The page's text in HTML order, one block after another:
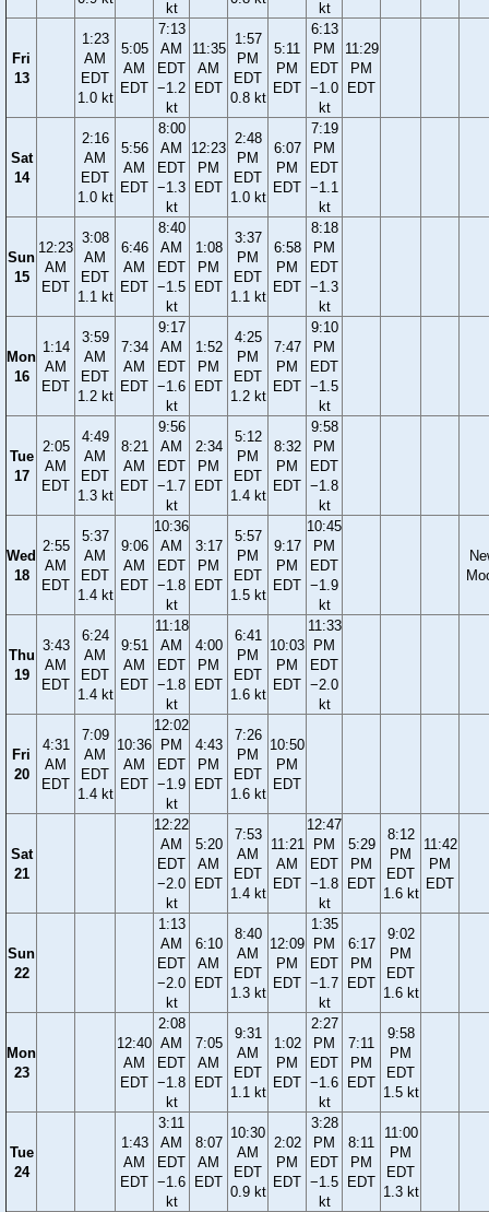
kt kt
Fri
13
1:23
AM
EDT
1.0 kt
5:05
AM
EDT
7:13
AM
EDT
−1.2
kt
11:35
AM
EDT
1:57
PM
EDT
0.8 kt
5:11
PM
EDT
6:13
PM
EDT
−1.0
kt
11:29
PM
EDT
Sat
14
2:16
AM
EDT
1.0 kt
5:56
AM
EDT
8:00
AM
EDT
−1.3
kt
12:23
PM
EDT
2:48
PM
EDT
1.0 kt
6:07
PM
EDT
7:19
PM
EDT
−1.1
kt
Sun
15
12:23
AM
EDT
3:08
AM
EDT
1.1 kt
6:46
AM
EDT
8:40
AM
EDT
−1.5
kt
1:08
PM
EDT
3:37
PM
EDT
1.1 kt
6:58
PM
EDT
8:18
PM
EDT
−1.3
kt
Mon
16
1:14
AM
EDT
3:59
AM
EDT
1.2 kt
7:34
AM
EDT
9:17
AM
EDT
−1.6
kt
1:52
PM
EDT
4:25
PM
EDT
1.2 kt
7:47
PM
EDT
9:10
PM
EDT
−1.5
kt
Tue
17
2:05
AM
EDT
4:49
AM
EDT
1.3 kt
8:21
AM
EDT
9:56
AM
EDT
−1.7
kt
2:34
PM
EDT
5:12
PM
EDT
1.4 kt
8:32
PM
EDT
9:58
PM
EDT
−1.8
kt
Wed
18
2:55
AM
EDT
5:37
AM
EDT
1.4 kt
9:06
AM
EDT
10:36
AM
EDT
−1.8
kt
3:17
PM
EDT
5:57
PM
EDT
1.5 kt
9:17
PM
EDT
10:45
PM
EDT
−1.9
kt
Thu
19
3:43
AM
EDT
6:24
AM
EDT
1.4 kt
9:51
AM
EDT
11:18
AM
EDT
−1.8
kt
4:00
PM
EDT
6:41
PM
EDT
1.6 kt
10:03
PM
EDT
11:33
PM
EDT
−2.0
kt
Fri
20
4:31
AM
EDT
7:09
AM
EDT
1.4 kt
10:36
AM
EDT
12:02
PM
EDT
−1.9
kt
4:43
PM
EDT
7:26
PM
EDT
1.6 kt
10:50
PM
EDT
Sat
21
12:22
AM
EDT
−2.0
kt
5:20
AM
EDT
7:53
AM
EDT
1.4 kt
11:21
AM
EDT
12:47
PM
EDT
−1.8
kt
5:29
PM
EDT
8:12
PM
EDT
1.6 kt
11:42
PM
EDT
Sun
22
1:13
AM
EDT
−2.0
kt
6:10
AM
EDT
8:40
AM
EDT
1.3 kt
12:09
PM
EDT
1:35
PM
EDT
−1.7
kt
6:17
PM
EDT
9:02
PM
EDT
1.6 kt
Mon
23
12:40
AM
EDT
2:08
AM
EDT
−1.8
kt
7:05
AM
EDT
9:31
AM
EDT
1.1 kt
1:02
PM
EDT
2:27
PM
EDT
−1.6
kt
7:11
PM
EDT
9:58
PM
EDT
1.5 kt
Tue
24
1:43
AM
EDT
3:11
AM
EDT
−1.6
kt
8:07
AM
EDT
10:30
AM
EDT
0.9 kt
2:02
PM
EDT
3:28
PM
EDT
−1.5
kt
8:11
PM
EDT
11:00
PM
EDT
1.3 kt